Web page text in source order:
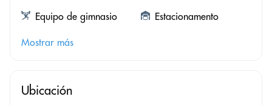
Equipo de gimnasio
Estacionamento
Mostrar más
Ubicación